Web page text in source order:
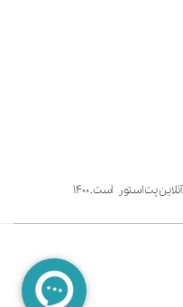
پت استور است. ۱۴۰۰